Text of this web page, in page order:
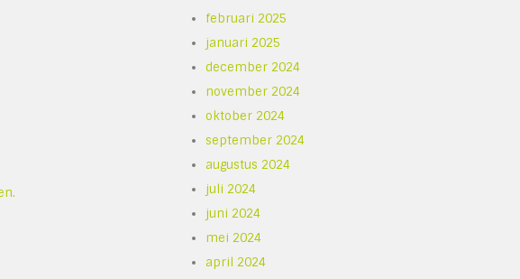
februari 2025
januari 2025
december 2024
november 2024
oktober 2024
september 2024
augustus 2024
juli 2024
juni 2024
mei 2024
april 2024